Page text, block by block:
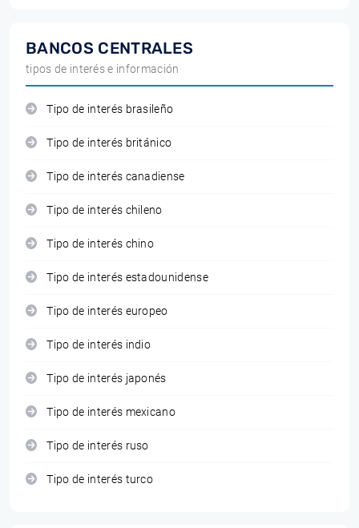
BANCOS CENTRALES
tipos de interés e información
Tipo de interés brasileño
Tipo de interés británico
Tipo de interés canadiense
Tipo de interés chileno
Tipo de interés chino
Tipo de interés estadounidense
Tipo de interés europeo
Tipo de interés indio
Tipo de interés japonés
Tipo de interés mexicano
Tipo de interés ruso
Tipo de interés turco